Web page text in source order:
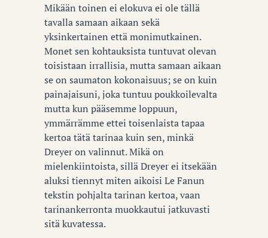
Mikään toinen ei elokuva ei ole tällä
tavalla samaan aikaan sekä
yksinkertainen että monimutkainen.
Monet sen kohtauksista tuntuvat olevan
toisistaan irrallisia, mutta samaan aikaan
se on saumaton kokonaisuus; se on kuin
painajaisuni, joka tuntuu poukkoilevalta
mutta kun pääsemme loppuun,
ymmärrämme ettei toisenlaista tapaa
kertoa tätä tarinaa kuin sen, minkä
Dreyer on valinnut. Mikä on
mielenkiintoista, sillä Dreyer ei itsekään
aluksi tiennyt miten aikoisi Le Fanun
tekstin pohjalta tarinan kertoa, vaan
tarinankerronta muokkautui jatkuvasti
sitä kuvatessa.